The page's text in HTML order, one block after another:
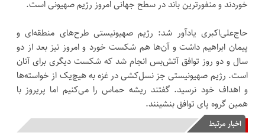
خوردند و منفورترین باند در سطح جهانی امروز رژیم صهیونی است.
حاج‌علی‌اکبری یادآور شد: رژیم صهیونیستی طرح‌های منطقه‌ای و
پیمان ابراهیم داشت و آن‌ها هم شکست خورد و امروز نیز بعد از دو
سال و دو روز توافق آتش‌بس انجام شد که شکست دیگری برای آنان
است. رژیم صهیونیستی جز نسل‌کشی در غزه به هیچ‌یک از خواسته‌ها
و اهداف خود نرسید. گفتند ریشه حماس را می‌کنیم اما پریروز با
همین گروه پای توافق بنشینند.
اخبار مرتبط